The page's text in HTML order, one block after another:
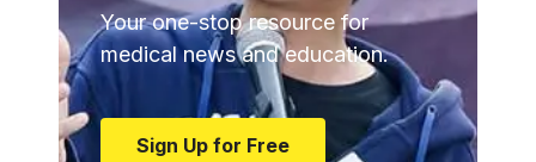
Your one-stop resource for
medical news and education.
Sign Up for Free